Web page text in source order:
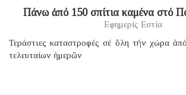
Πάνω ἀπό 150 σπίτια καμένα στό
Εφημερίς Εστία
Τεράστιες καταστροφές σέ ὅλη τήν χώρα
τελευταίων ἡμερῶν